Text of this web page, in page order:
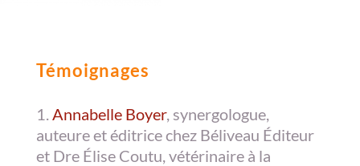
Témoignages
Annabelle Boyer, synergologue,
auteure et éditrice chez Béliveau Éditeur
et Dre Élise Coutu, vétérinaire à la